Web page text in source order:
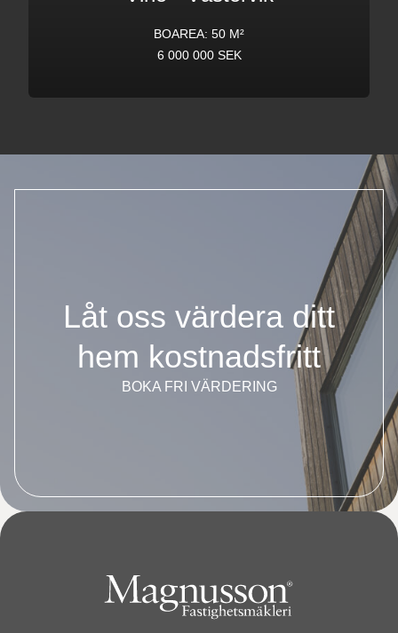
BOAREA: 50 M²
6 000 000 SEK
Låt oss värdera ditt
hem kostnadsfritt
BOKA FRI VÄRDERING